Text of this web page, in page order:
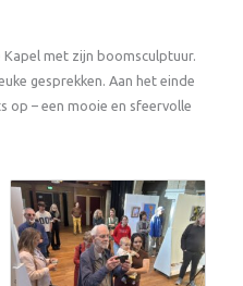
Kapel met zijn boomsculptuur.
gesprekken. Aan het einde
op – een mooie en sfeervolle